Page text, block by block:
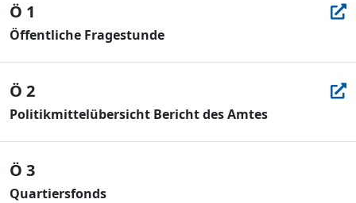
Ö 1
Öffentliche Fragestunde
Ö 2
Politikmittelübersicht Bericht des Amtes
Ö 3
Quartiersfonds